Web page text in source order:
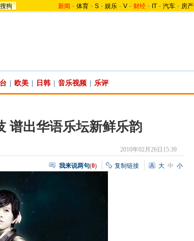
搜狗 新闻 - 体育 - S - 娱乐 - V - 财经 - IT - 汽车 - 房产
欧美 日韩 音乐视频 乐评
谱出华语乐坛新鲜乐韵
2010年02月26日15:39
我来说两句(0) 复制链接 大 中 小